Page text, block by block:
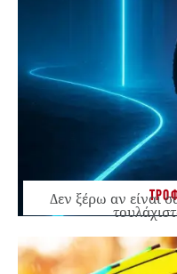
Δεν ξέρω αν είναι